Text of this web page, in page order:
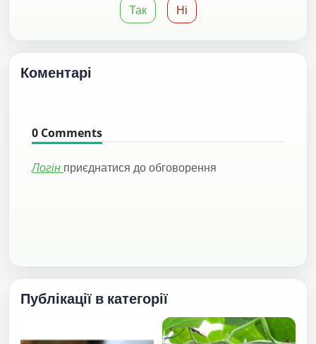
Так Ні
Коментарі
0 Comments
Логін приєднатися до обговорення
Публікації в категорії